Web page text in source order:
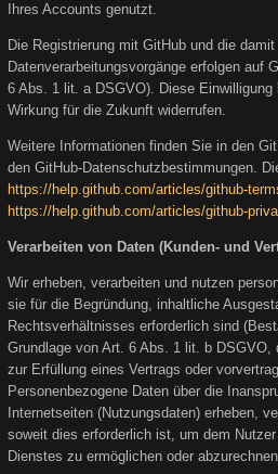
Ihres Accounts genutzt.
Die Registrierung mit GitHub und die
Datenverarbeitungsvorgänge erfolgen auf
6 Abs. 1 lit. a DSGVO). Diese
Wirkung für die Zukunft widerrufen.
Weitere Informationen finden Sie in den
den GitHub-Datenschutzbestimmungen.
https://help.github.com/articles/github-
https://help.github.com/articles/github-
Verarbeiten von Daten (Kunden- und
Wir erheben, verarbeiten und nutzen
sie für die Begründung, inhaltliche
Rechtsverhältnisses erforderlich sind
Grundlage von Art. 6 Abs. 1 lit. b DSGVO,
zur Erfüllung eines Vertrags oder
Personenbezogene Daten über die
Internetseiten (Nutzungsdaten) erheben,
soweit dies erforderlich ist, um dem
Dienstes zu ermöglichen oder